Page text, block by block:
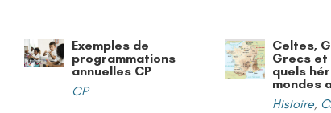
Exemples de
programmations
annuelles CP
CP
Celtes,
Grecs et
quels
mondes
Histoire,